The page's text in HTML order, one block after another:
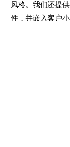
风格。我们还提
件，并嵌入客户